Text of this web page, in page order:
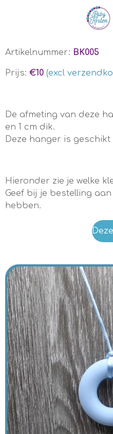
de
Artikelnummer: BK005
Prijs: €10 (excl
De afmeting van deze
en 1 cm dik.
Deze hanger is
Hieronder zie je welke
Geef bij je bestelling
hebben.